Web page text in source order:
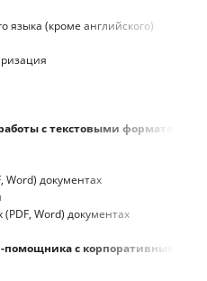
языка (кроме английского)
с текстовыми форматами
Word) документах
Word) документах
помощника с корпоративными